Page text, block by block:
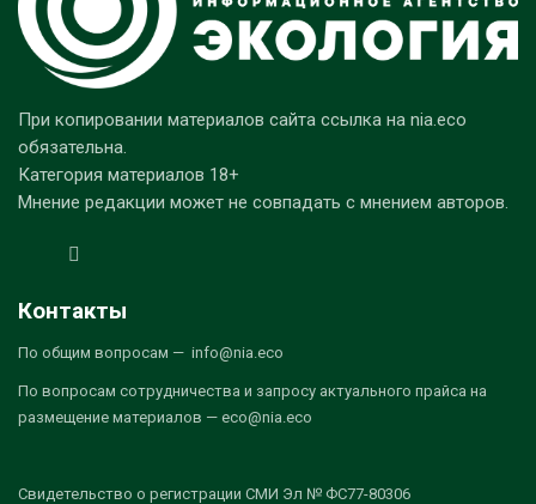
При копировании материалов сайта ссылка на nia.eco
обязательна.
Категория материалов 18+
Мнение редакции может не совпадать с мнением авторов.
Контакты
По общим вопросам — info@nia.eco
По вопросам сотрудничества и запросу актуального прайса на
размещение материалов — eco@nia.eco
Свидетельство о регистрации СМИ Эл № ФС77-80306